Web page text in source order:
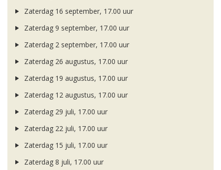
Zaterdag 16 september, 17.00 uur
Zaterdag 9 september, 17.00 uur
Zaterdag 2 september, 17.00 uur
Zaterdag 26 augustus, 17.00 uur
Zaterdag 19 augustus, 17.00 uur
Zaterdag 12 augustus, 17.00 uur
Zaterdag 29 juli, 17.00 uur
Zaterdag 22 juli, 17.00 uur
Zaterdag 15 juli, 17.00 uur
Zaterdag 8 juli, 17.00 uur